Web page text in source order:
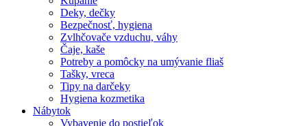
Deky, dečky
Bezpečnosť, hygiena
Zvlhčovače vzduchu, váhy
Čaje, kaše
Potreby a pomôcky na umývanie fliaš
Tašky, vreca
Tipy na darčeky
Hygiena kozmetika
Nábytok
Vybavenie do postieľok